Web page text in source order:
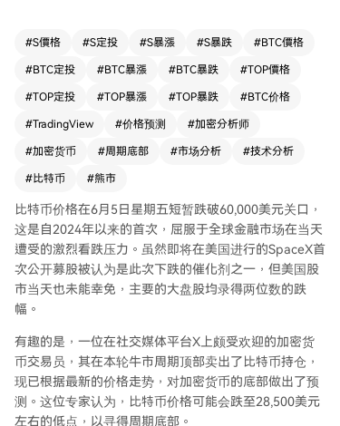
轮牛市前总会跌入该波段。他预计比特币可能在20
月至2027年1月期间见底28,500美元。目前比特币
价格约61,850美元，过去一周下跌超15%。若跌至
#S價格 #S定投 #S暴漲 #S暴跌 #BTC價格
#BTC定投 #BTC暴漲 #BTC暴跌 #TOP價格
#TOP定投 #TOP暴漲 #TOP暴跌 #BTC价格
#TradingView #价格预测 #加密分析师
#加密货币 #周期底部 #市场分析 #技术分析
#比特币 #熊市
比特币价格在6月5日星期五短暂跌破60,000美元关口，
这是自2024年以来的首次，屈服于全球金融市场在当天
遭受的激烈看跌压力。虽然即将在美国进行的SpaceX首
次公开募股被认为是此次下跌的催化剂之一，但美国股
市当天也未能幸免，主要的大盘股均录得两位数的跌
幅。
有趣的是，一位在社交媒体平台X上颇受欢迎的加密货
币交易员，其在本轮牛市周期顶部卖出了比特币持仓，
现已根据最新的价格走势，对加密货币的底部做出了预
测。这位专家认为，比特币价格可能会跌至28,500美元
左右的低点，以寻得周期底部。